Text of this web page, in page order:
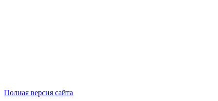
Полная версия сайта